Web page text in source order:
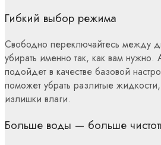
Гибкий выбор режима
Свободно переключайтесь между
убирать именно так, как вам нужно.
подойдет в качестве базовой
поможет убрать разлитые
излишки влаги.
Больше воды — больше